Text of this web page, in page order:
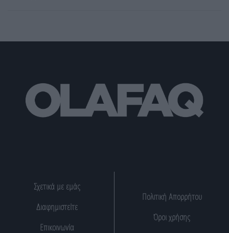
Σχετικά με εμάς
Διαφημιστείτε
Επικοινωνία
Πολιτική Απορρήτου
Όροι χρήσης